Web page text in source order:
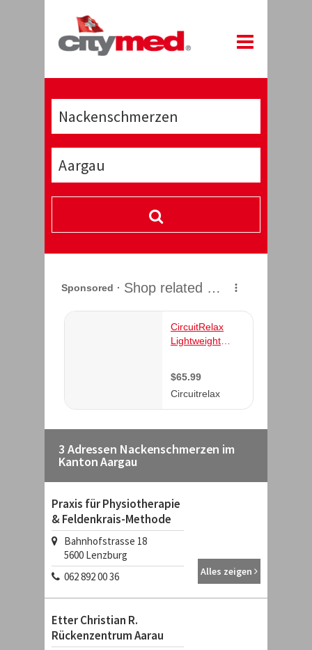
3 Adressen Nackenschmerzen im
Kanton Aargau
Praxis für Physiotherapie
& Feldenkrais-Methode
Bahnhofstrasse 18
5600 Lenzburg
062 892 00 36
Alles zeigen
Etter Christian R.
Rückenzentrum Aarau